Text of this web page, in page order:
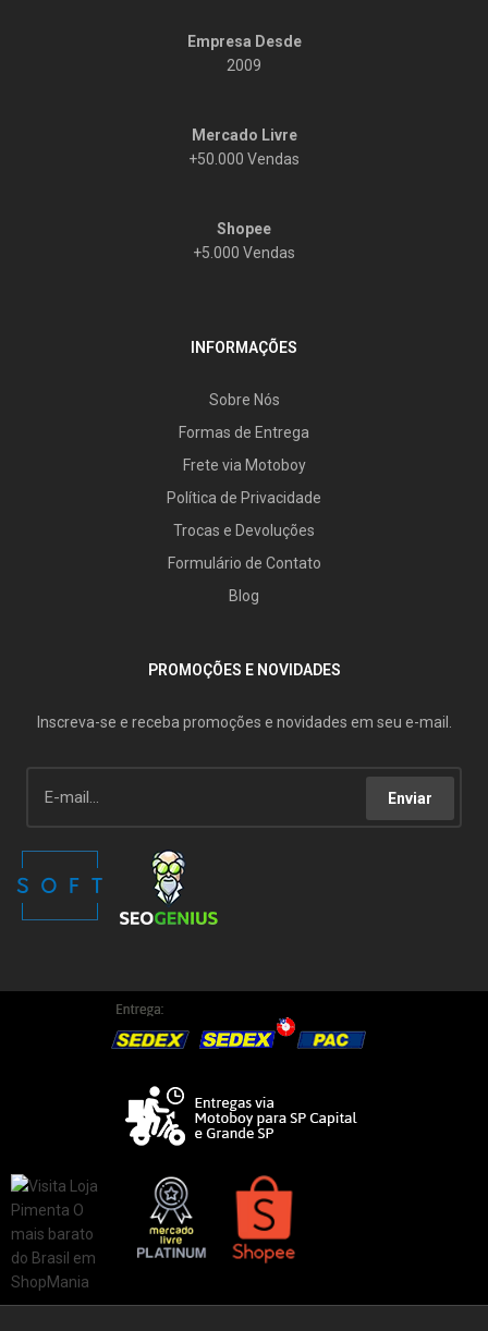
Empresa Desde
2009
Mercado Livre
+50.000 Vendas
Shopee
+5.000 Vendas
INFORMAÇÕES
Sobre Nós
Formas de Entrega
Frete via Motoboy
Política de Privacidade
Trocas e Devoluções
Formulário de Contato
Blog
PROMOÇÕES E NOVIDADES
Inscreva-se e receba promoções e novidades em seu e-mail.
Enviar